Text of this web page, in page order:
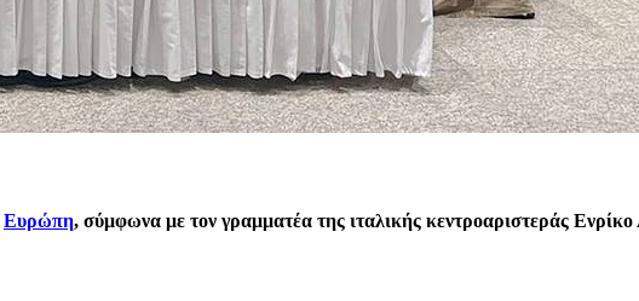
Ευρώπη, σύμφωνα με τον γραμματέα της ιταλικής κεντροαριστεράς Ενρίκο